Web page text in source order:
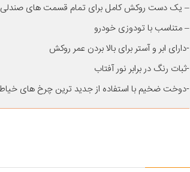
– یک دست روکش کامل برای تمام قسمت های صندلی
– متناسب با تودوزی خودرو
-دارای ابر و آستر برای بالا بردن عمر روکش
-ثبات رنگ در برابر نور آفتاب
-دوخت ضخیم با استفاده از جدید ترین چرخ های